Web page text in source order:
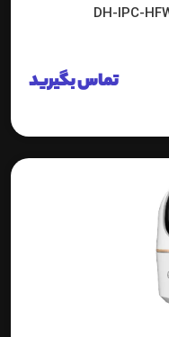
تماس بگیرید